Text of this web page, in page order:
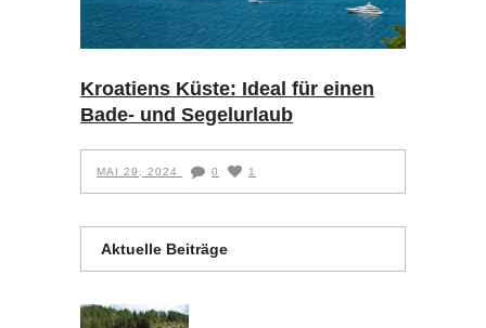
Kroatiens Küste: Ideal für einen
Bade- und Segelurlaub
MAI 29, 2024 0 1
Aktuelle Beiträge